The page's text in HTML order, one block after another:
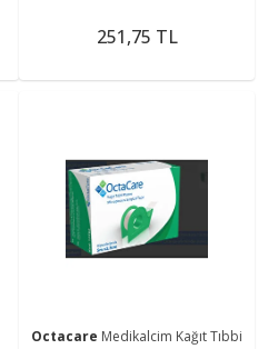
251,75 TL
Octacare Medikalcim Kağıt Tıbbi